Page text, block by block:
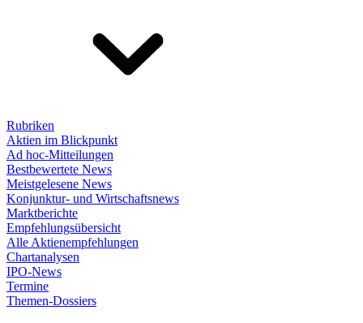
Rubriken
Aktien im Blickpunkt
Ad hoc-Mitteilungen
Bestbewertete News
Meistgelesene News
Konjunktur- und Wirtschaftsnews
Marktberichte
Empfehlungsübersicht
Alle Aktienempfehlungen
Chartanalysen
IPO-News
Termine
Themen-Dossiers